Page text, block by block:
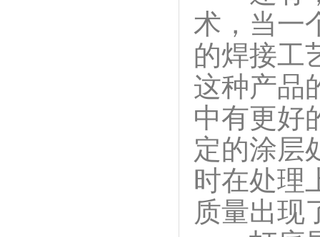
术，当一
的焊接工
这种产品
中有更好
定的涂层
时在处理
质量出现